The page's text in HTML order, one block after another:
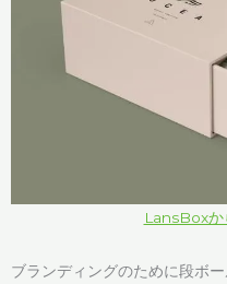
LansBoxか
ブランディングのために段ボ